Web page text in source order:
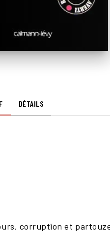
DÉTAILS
corruption et